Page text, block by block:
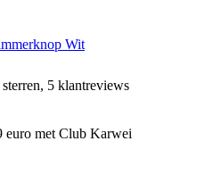
Wit
5 klantreviews
euro met Club Karwei